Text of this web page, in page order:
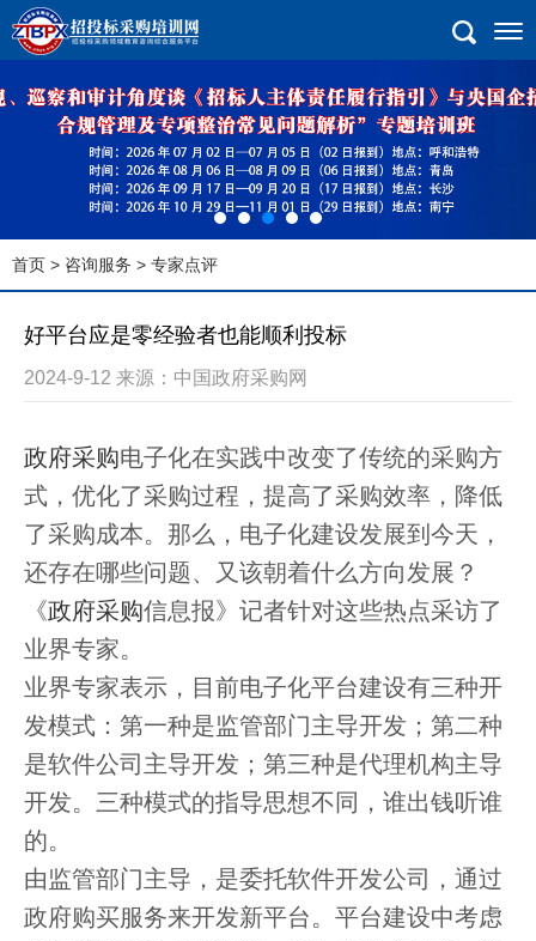
首页 > 咨询服务 > 专家点评
好平台应是零经验者也能顺利投标
2024-9-12 来源：中国政府采购网
政府采购电子化在实践中改变了传统的采购方
式，优化了采购过程，提高了采购效率，降低
了采购成本。那么，电子化建设发展到今天，
还存在哪些问题、又该朝着什么方向发展？
《政府采购信息报》记者针对这些热点采访了
业界专家。
业界专家表示，目前电子化平台建设有三种开
发模式：第一种是监管部门主导开发；第二种
是软件公司主导开发；第三种是代理机构主导
开发。三种模式的指导思想不同，谁出钱听谁
的。
由监管部门主导，是委托软件开发公司，通过
政府购买服务来开发新平台。平台建设中考虑